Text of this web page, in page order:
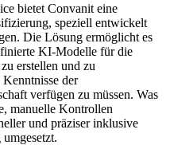
bietet Convanit eine
speziell entwickelt
Die Lösung ermöglicht es
KI-Modelle für die
erstellen und zu
der
verfügen zu müssen. Was
manuelle Kontrollen
und präziser inklusive